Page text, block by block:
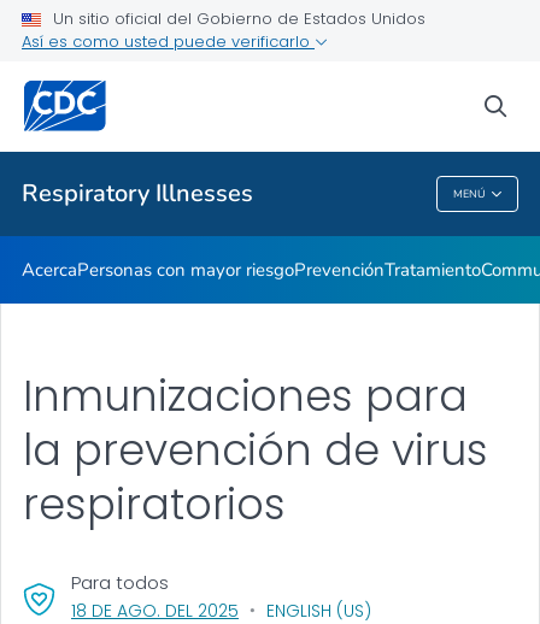
Un sitio oficial del Gobierno de Estados Unidos
Así es como usted puede verificarlo
Respiratory Illnesses MENÚ
Temas relacionados
Respiratory Illnesses
AcercaPersonas con mayor riesgoPrevenciónTratamiento
Inmunizaciones para
la prevención de virus
respiratorios
18 DE AGO. DEL 2025 , VISIT LINK FOR DETAILS.
ENGLISH (US)
Para todos